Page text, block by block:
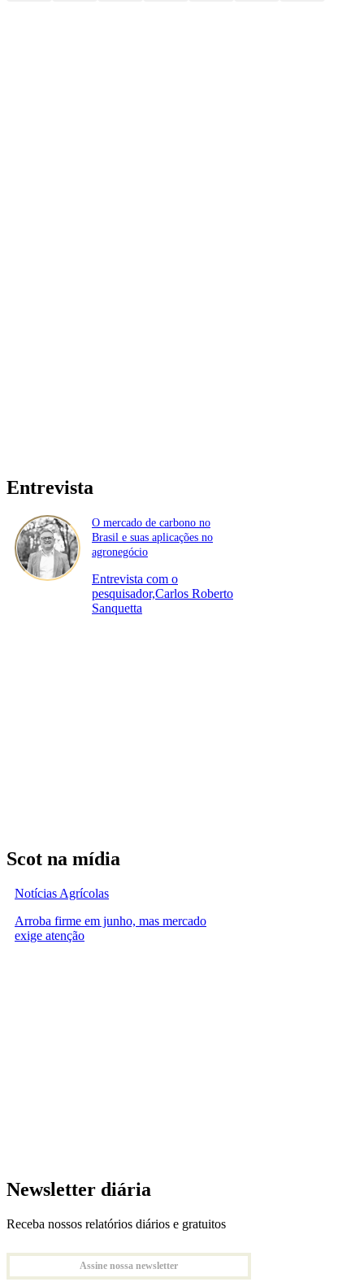
Entrevista
O mercado de carbono no
Brasil e suas aplicações no
agronegócio
Entrevista com o
pesquisador,Carlos Roberto
Sanquetta
Scot na mídia
Notícias Agrícolas
Arroba firme em junho, mas mercado
exige atenção
Newsletter diária
Receba nossos relatórios diários e gratuitos
Assine nossa newsletter